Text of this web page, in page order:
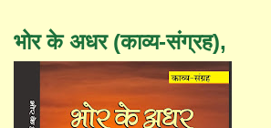
भोर के अधर (काव्य-संग्रह),